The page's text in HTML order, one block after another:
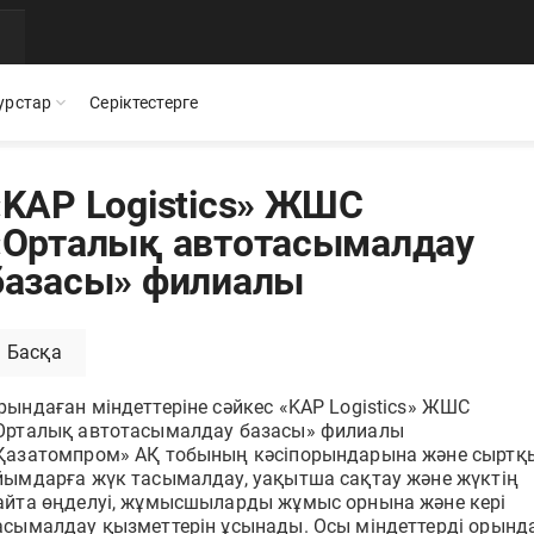
Мобильді қосымша
Documentolog қызметтерінің барлығы
Интеграциялар
1С, Bitrix24, Enbek және басқа қызметтерді қосып,
құжаттармен онлайн жұмыс жасаңыз
Орындалған жұмыстардың электрондық актілері
бен
Бос жұмыс орындары
Біздің командамызға
пікірлері
Жетекші БАҚ және
Презентациялар
Documentolog шешімдері туралы өзекті
Серіктестерге
Logistics» ЖШС
автотасымалдау
филиалы
Басқа
міндеттеріне сәйкес «KAP Logistics» ЖШС
автотасымалдау базасы» филиалы
АҚ тобының кәсіпорындарына және
жүк тасымалдау, уақытша сақтау және жүктің
өңделуі, жұмысшыларды жұмыс орнына және кері
қызметтерін ұсынады. Осы міндеттерді